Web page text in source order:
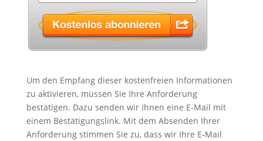
Um den Empfang dieser kostenfreien Informationen
zu aktivieren, müssen Sie Ihre Anforderung
bestätigen. Dazu senden wir Ihnen eine E-Mail mit
einem Bestätigungslink. Mit dem Absenden Ihrer
Anforderung stimmen Sie zu, dass wir Ihre E-Mail